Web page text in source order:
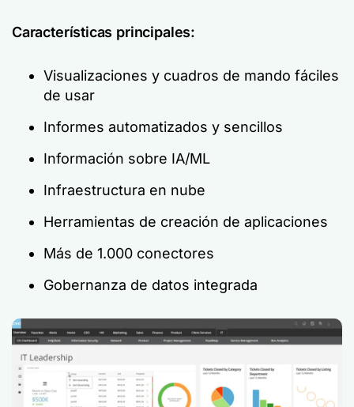
Características principales:
Visualizaciones y cuadros de mando fáciles
de usar
Informes automatizados y sencillos
Información sobre IA/ML
Infraestructura en nube
Herramientas de creación de aplicaciones
Más de 1.000 conectores
Gobernanza de datos integrada